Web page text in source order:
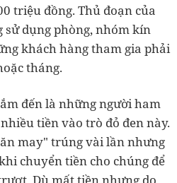
triệu đồng. Thủ đoạn của
dụng phòng, nhóm kín
khách hàng tham gia phải
tháng.
đến là những người ham
tiền vào trò đỏ đen này.
may" trúng vài lần nhưng
chuyển tiền cho chúng để
Dù mất tiền nhưng do